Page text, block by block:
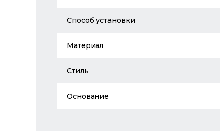
Способ установки
Материал
Стиль
Основание